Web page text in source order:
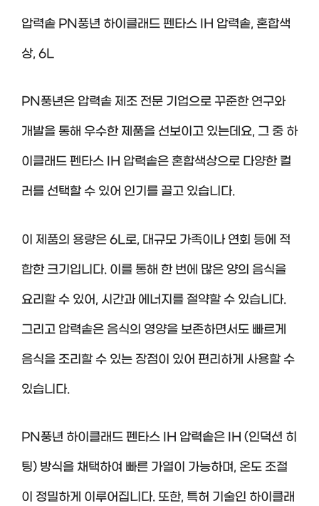
압력솥 PN풍년 하이클래드 펜타스 IH 압력솥, 혼합색
상, 6L
PN풍년은 압력솥 제조 전문 기업으로 꾸준한 연구와
개발을 통해 우수한 제품을 선보이고 있는데요, 그 중 하
이클래드 펜타스 IH 압력솥은 혼합색상으로 다양한 컬
러를 선택할 수 있어 인기를 끌고 있습니다.
이 제품의 용량은 6L로, 대규모 가족이나 연회 등에 적
합한 크기입니다. 이를 통해 한 번에 많은 양의 음식을
요리할 수 있어, 시간과 에너지를 절약할 수 있습니다.
그리고 압력솥은 음식의 영양을 보존하면서도 빠르게
음식을 조리할 수 있는 장점이 있어 편리하게 사용할 수
있습니다.
PN풍년 하이클래드 펜타스 IH 압력솥은 IH (인덕션 히
팅) 방식을 채택하여 빠른 가열이 가능하며, 온도 조절
이 정밀하게 이루어집니다. 또한, 특허 기술인 하이클래